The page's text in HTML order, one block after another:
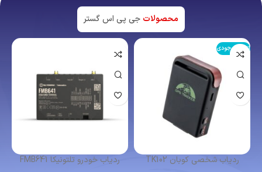
محصولات جی پی اس گستر
اتمام موجودی
ردیاب شخصی کوبان TK102
ردیاب خودرو تلتونیکا FMB641